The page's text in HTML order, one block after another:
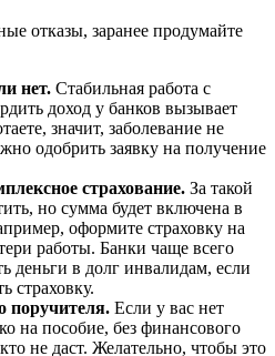
отказы, заранее продумайте
нет. Стабильная работа с
доход у банков вызывает
значит, заболевание не
одобрить заявку на получение
страхование. За такой
но сумма будет включена в
оформите страховку на
работы. Банки чаще всего
деньги в долг инвалидам, если
страховку.
поручителя. Если у вас нет
на пособие, без финансового
не даст. Желательно, чтобы это